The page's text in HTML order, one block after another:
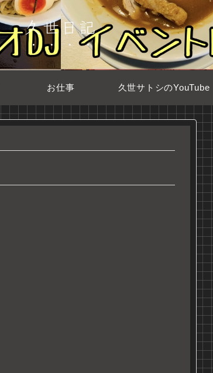
久世日記
お仕事 久世サトシのYouTube